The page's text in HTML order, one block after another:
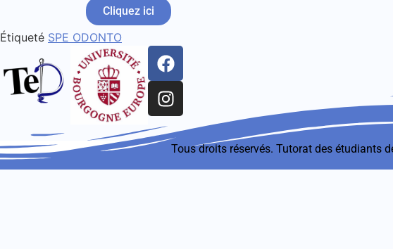
Cliquez ici
Étiqueté SPE ODONTO
Tous droits réservés. Tutorat des étudiants